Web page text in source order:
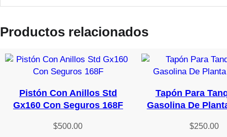
Productos relacionados
Pistón Con Anillos Std
Gx160 Con Seguros 168F
$500.00
Tapón Para
Gasolina De
$250.00